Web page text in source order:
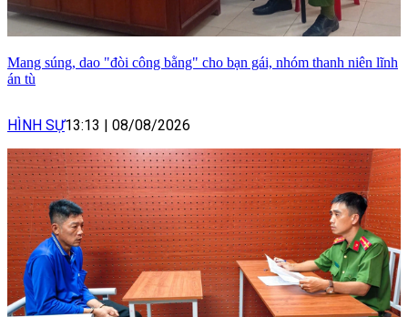
Mang súng, dao "đòi công bằng" cho bạn gái, nhóm thanh niên lĩnh
án tù
HÌNH SỰ13:13 08/08/2026